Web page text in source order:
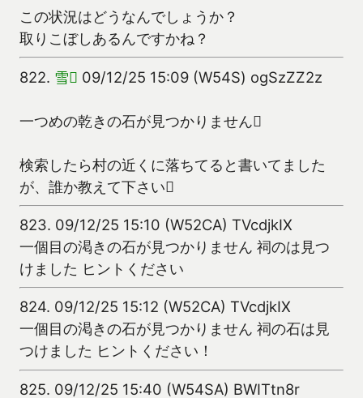
この状況はどうなんでしょうか？
取りこぼしあるんですかね？
822. 雪 09/12/25 15:09 (W54S) ogSzZZ2z
一つめの乾きの石が見つかりません
検索したら村の近くに落ちてると書いてました
が、誰か教えて下さい
823. 09/12/25 15:10 (W52CA) TVcdjkIX
一個目の渇きの石が見つかりません 祠のは見つ
けました ヒントください
824. 09/12/25 15:12 (W52CA) TVcdjkIX
一個目の渇きの石が見つかりません 祠の石は見
つけました ヒントください！
825. 09/12/25 15:40 (W54SA) BWITtn8r